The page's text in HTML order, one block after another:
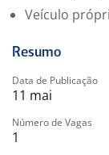
vencidos,
vendas, anotar
Acompanhar
Requisitos:
Possuir CNHA;
Veículo
Resumo
Data de Publicação
11 mai
Número de Vagas
1